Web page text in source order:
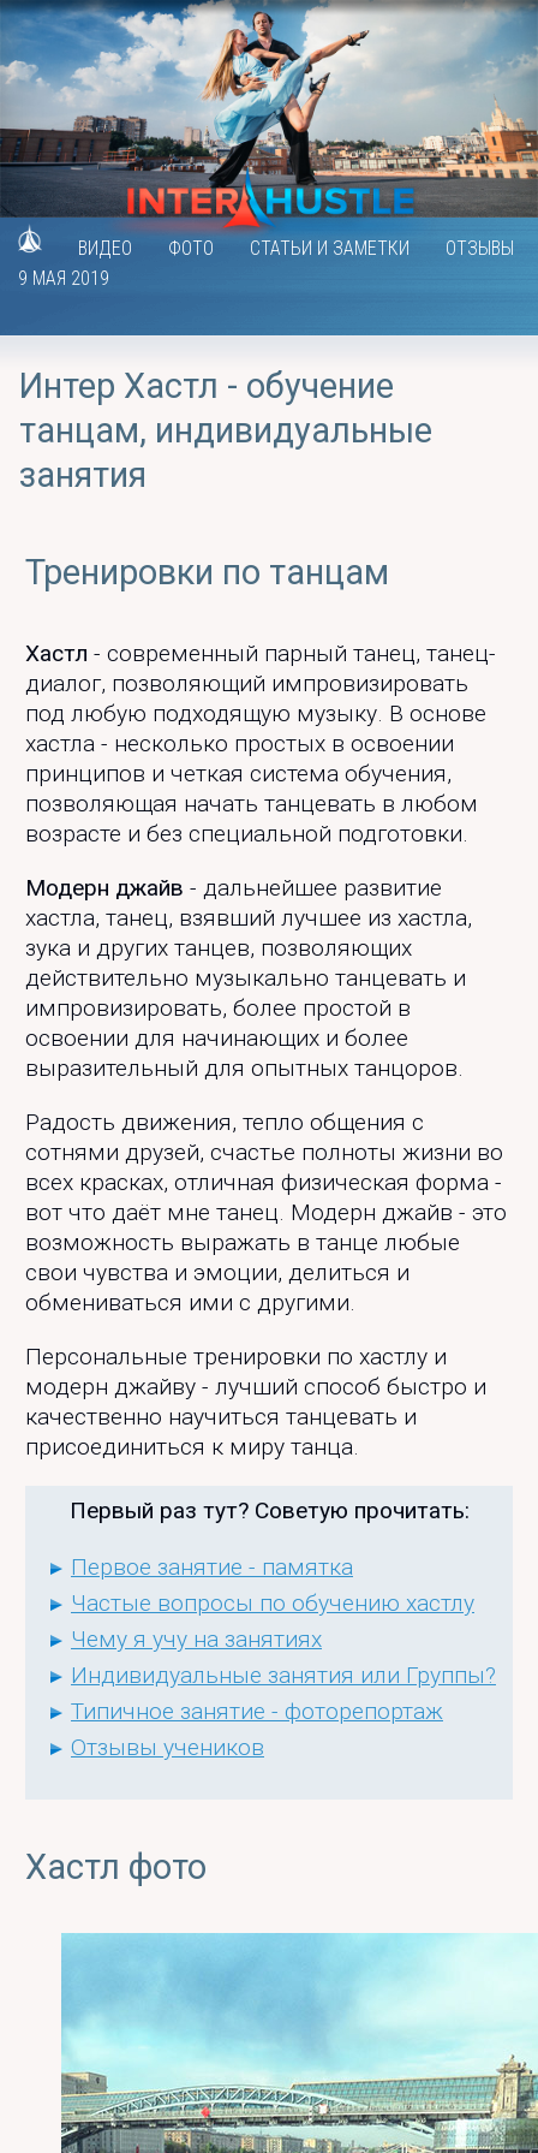
ВИДЕО ФОТО СТАТЬИ И ЗАМЕТКИ
ОТЗЫВЫ
9 МАЯ 2019
Интер Хастл - обучение
танцам, индивидуальные
занятия
Тренировки по танцам
Хастл - современный парный танец, танец-
диалог, позволяющий импровизировать
под любую подходящую музыку. В основе
хастла - несколько простых в освоении
принципов и четкая система обучения,
позволяющая начать танцевать в любом
возрасте и без специальной подготовки.
Модерн джайв - дальнейшее развитие
хастла, танец, взявший лучшее из хастла,
зука и других танцев, позволяющих
действительно музыкально танцевать и
импровизировать, более простой в
освоении для начинающих и более
выразительный для опытных танцоров.
Радость движения, тепло общения с
сотнями друзей, счастье полноты жизни во
всех красках, отличная физическая форма -
вот что даёт мне танец. Модерн джайв - это
возможность выражать в танце любые
свои чувства и эмоции, делиться и
обмениваться ими с другими.
Персональные тренировки по хастлу и
модерн джайву - лучший способ быстро и
качественно научиться танцевать и
присоединиться к миру танца.
Первый раз тут? Советую прочитать:
Первое занятие - памятка
Частые вопросы по обучению хастлу
Чему я учу на занятиях
Индивидуальные занятия или Группы?
Типичное занятие - фоторепортаж
Отзывы учеников
Хастл фото